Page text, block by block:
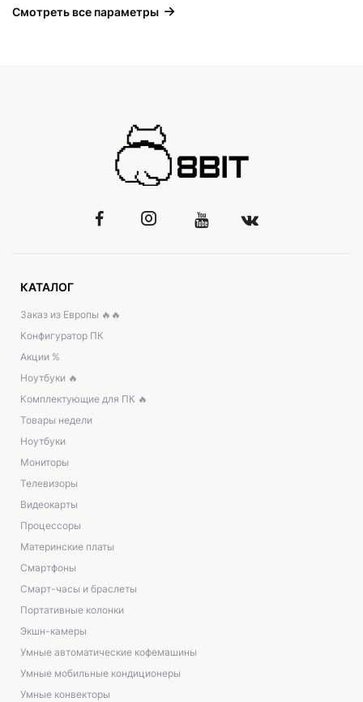
Смотреть все параметры
КАТАЛОГ
Заказ из Европы 🔥🔥
Конфигуратор ПК
Акции %
Ноутбуки 🔥
Комплектующие для ПК 🔥
Товары недели
Ноутбуки
Мониторы
Телевизоры
Видеокарты
Процессоры
Материнские платы
Смартфоны
Смарт-часы и браслеты
Портативные колонки
Экшн-камеры
Умные автоматические кофемашины
Умные мобильные кондиционеры
Умные конвекторы